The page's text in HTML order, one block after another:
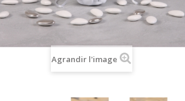
Agrandir l'image